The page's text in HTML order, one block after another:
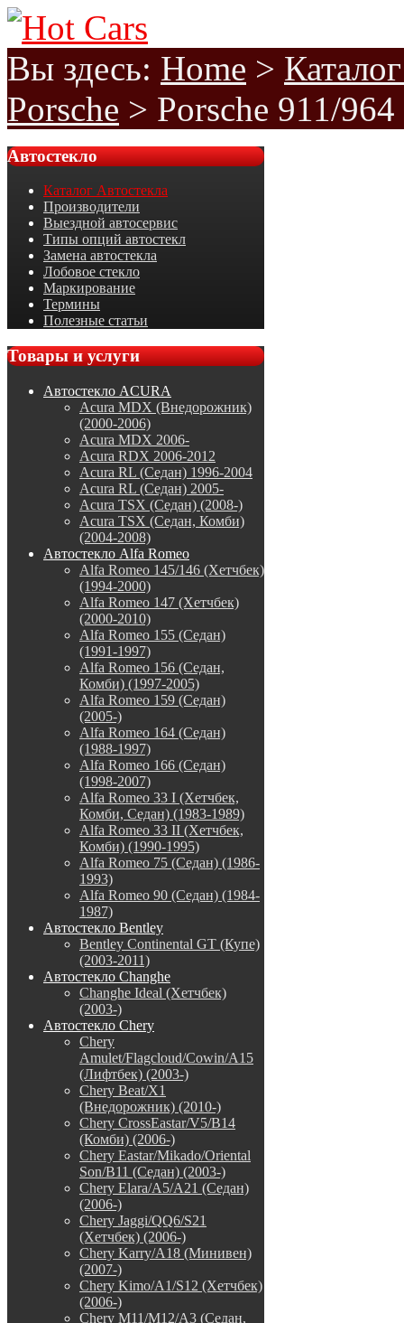
Вы здесь: Home >
Porsche > Porsche 911/
Автостекло
Каталог Автостекла
Производители
Выездной автосервис
Типы опций автостекл
Замена автостекла
Лобовое стекло
Маркирование
Термины
Полезные статьи
Товарыи услуги
Автостекло ACURA
Acura MDX (Внедорожник)
(2000-2006)
Acura MDX 2006-
Acura RDX 2006-2012
Acura RL (Седан) 1996-2004
Acura RL (Седан) 2005-
Acura TSX (Седан) (2008-)
Acura TSX (Седан, Комби)
(2004-2008)
Автостекло Alfa Romeo
Alfa Romeo 145/146 (Хетчбек)
(1994-2000)
Alfa Romeo 147 (Хетчбек)
(2000-2010)
Alfa Romeo 155 (Седан)
(1991-1997)
Alfa Romeo 156 (Седан,
Комби) (1997-2005)
Alfa Romeo 159 (Седан)
(2005-)
Alfa Romeo 164 (Седан)
(1988-1997)
Alfa Romeo 166 (Седан)
(1998-2007)
Alfa Romeo 33 I (Хетчбек,
Комби, Седан) (1983-1989)
Alfa Romeo 33 II (Хетчбек,
Комби) (1990-1995)
Alfa Romeo 75 (Седан) (1986-
1993)
Alfa Romeo 90 (Седан) (1984-
1987)
Автостекло Bentley
Bentley Continental GT (Купе)
(2003-2011)
Автостекло Changhe
Changhe Ideal (Хетчбек)
(2003-)
Автостекло Chery
Chery
Amulet/Flagcloud/Cowin/A15
(Лифтбек) (2003-)
Chery Beat/X1
(Внедорожник) (2010-)
Chery CrossEastar/V5/B14
(Комби) (2006-)
Chery Eastar/Mikado/Oriental
Son/B11 (Седан) (2003-)
Chery Elara/A5/A21 (Седан)
(2006-)
Chery Jaggi/QQ6/S21
(Хетчбек) (2006-)
Chery Karry/A18 (Минивен)
(2007-)
Chery Kimo/A1/S12 (Хетчбек)
(2006-)
Chery M11/M12/A3 (Седан,